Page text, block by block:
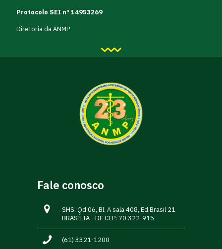
Protocolo SEI nº 14953269
Diretoria da ANMP
Fale conosco
SHS. Qd 06, Bl. A sala 408, Ed.Brasil 21
BRASÍLIA - DF CEP: 70.322-915
(61) 3321-1200